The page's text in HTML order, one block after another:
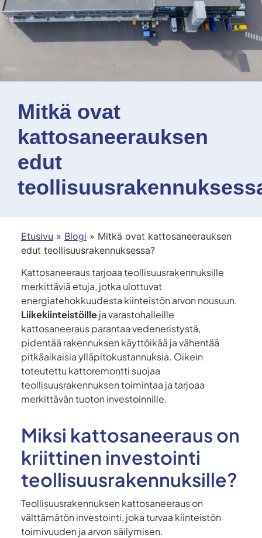
Mitkä ovat
kattosaneerauksen
edut
Etusivu » Blogi » Mitkä ovat kattosaneerauksen
edut teollisuusrakennuksessa?
Kattosaneeraus tarjoaa teollisuusrakennuksille
merkittäviä etuja, jotka ulottuvat
energiatehokkuudesta kiinteistön arvon nousuun.
Liikekiinteistöilleja varastohalleille
kattosaneeraus parantaa vedeneristystä,
pidentää rakennuksen käyttöikää ja vähentää
pitkäaikaisia ylläpitokustannuksia. Oikein
toteutettu kattoremontti suojaa
teollisuusrakennuksen toimintaa ja tarjoaa
merkittävän tuoton investoinnille.
Miksi kattosaneeraus on
kriittinen investointi
teollisuusrakennuksille?
Teollisuusrakennuksen kattosaneeraus on
välttämätön investointi, joka turvaa kiinteistön
toimivuuden ja arvon säilymisen.